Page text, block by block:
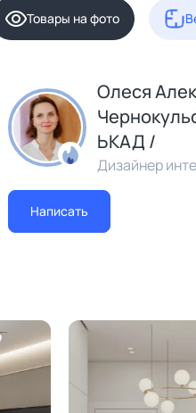
Товары на фото
Олеся
ЬКАД /
Дизайнер
Написать